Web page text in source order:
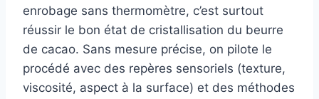
enrobage sans thermomètre, c’est surtout
réussir le bon état de cristallisation du beurre
de cacao. Sans mesure précise, on pilote le
procédé avec des repères sensoriels (texture,
viscosité, aspect à la surface) et des méthodes